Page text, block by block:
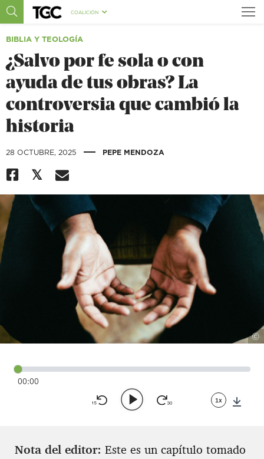
COALICIÓN
BIBLIA Y TEOLOGÍA
¿Salvo por fe sola o con
ayuda de tus obras? La
controversia que cambió la
historia
28 OCTUBRE, 2025 | PEPE MENDOZA
©
00:00
1x
Nota del editor: Este es un capítulo tomado